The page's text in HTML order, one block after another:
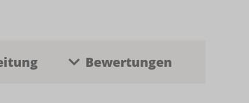
Bewertungen